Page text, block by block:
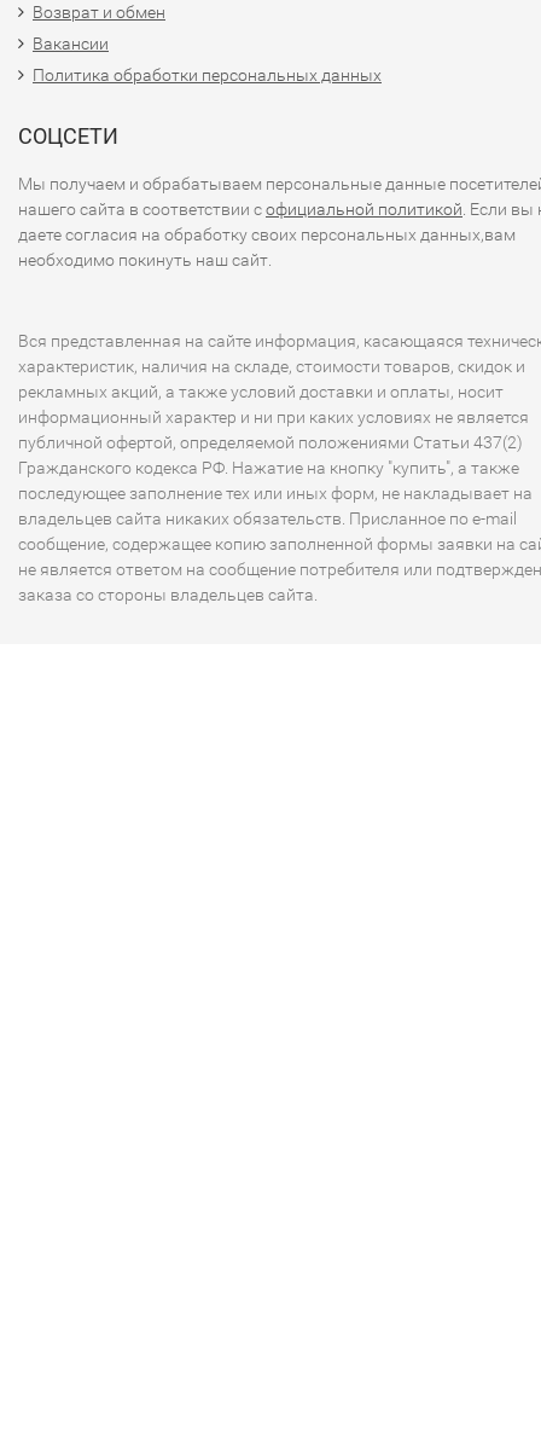
Возврат и обмен
Вакансии
Политика обработки персональных данных
СОЦСЕТИ
Мы получаем и обрабатываем персональные данные
нашего сайта в соответствии софициальной политикой . Если вы
даете согласия на обработку своих персональных данных,вам
необходимо покинуть наш сайт.
Вся представленная на сайте информация, касающаяся
характеристик, наличия на складе, стоимости товаров, скидок и
рекламных акций, а также условий доставки и оплаты, носит
информационный характер и ни при каких условиях не является
публичной офертой, определяемой положениями Статьи 437(2)
Гражданского кодекса РФ. Нажатие на кнопку "купить", а также
последующее заполнение тех или иных форм, не накладывает на
владельцев сайта никаких обязательств. Присланное по e-mail
сообщение, содержащее копию заполненной формы заявки на
не является ответом на сообщение потребителя или
заказа со стороны владельцев сайта.